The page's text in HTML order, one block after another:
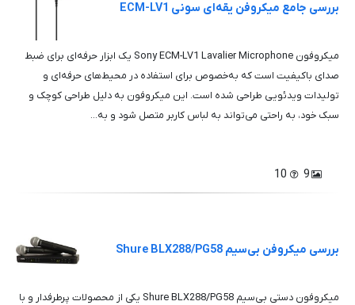
بررسی جامع میکروفن یقه‌ای سونی ECM-LV1
میکروفون Sony ECM-LV1 Lavalier Microphone یک ابزار حرفه‌ای برای ضبط
صدای باکیفیت است که به‌خصوص برای استفاده در محیط‌های حرفه‌ای و
تولیدات ویدئویی طراحی شده است. این میکروفون به دلیل طراحی کوچک و
سبک خود، به راحتی می‌تواند به لباس کاربر متصل شود و به...
9
10
بررسی میکروفن بی‌سیم Shure BLX288/PG58
میکروفون دستی بی‌سیم Shure BLX288/PG58 یکی از محصولات پرطرفدار و با